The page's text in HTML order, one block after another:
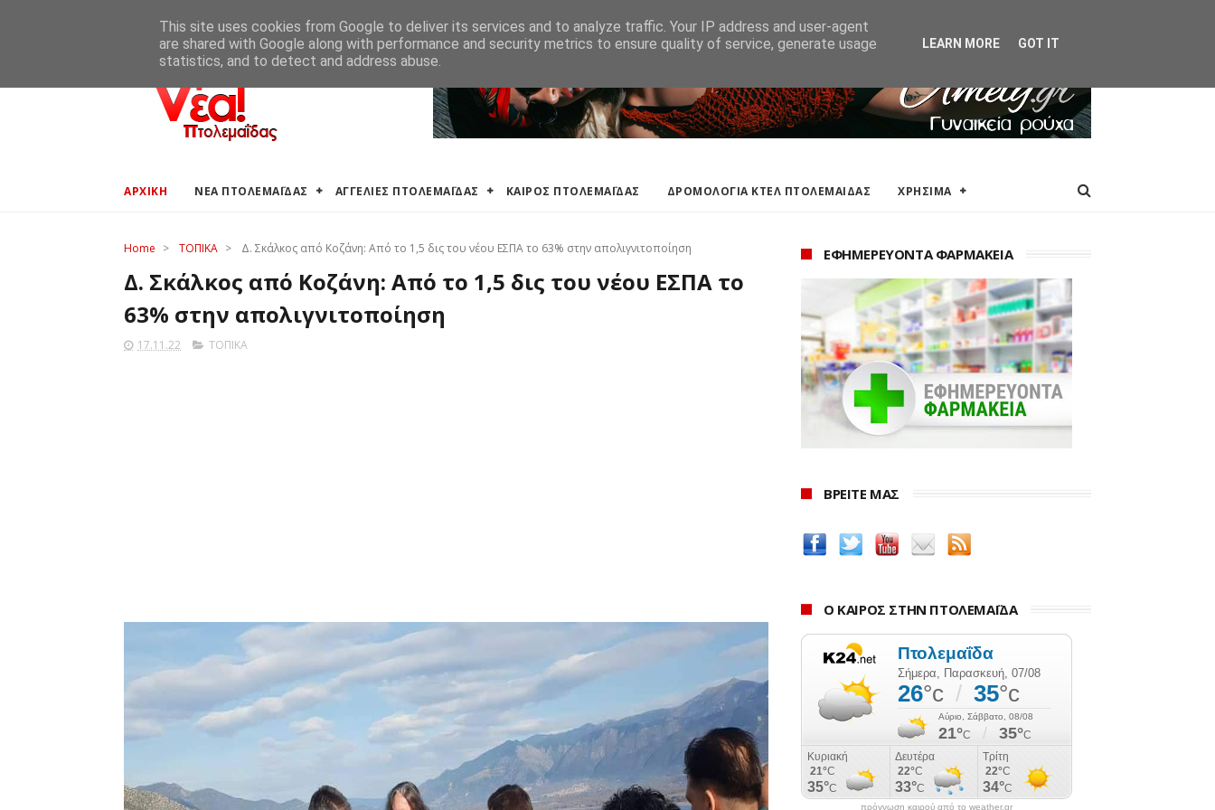
ΑΓΓΕΛΙΕΣ ΠΤΟΛΕΜΑΪΔΑΣ ΔΡΟΜΟΛΟΓΙΑ ΚΤΕΛ ΠΤΟΛΕΜΑΙΔΑΣ
ΑΡΧΙΚΗ ΝΕΑ ΠΤΟΛΕΜΑΪΔΑΣ ΑΓΓΕΛΙΕΣ ΠΤΟΛΕΜΑΪΔΑΣ ΚΑΙΡΟΣ ΠΤΟΛΕΜΑΪΔΑΣ ΔΡΟΜΟΛΟΓΙΑ ΚΤΕΛ ΠΤΟΛΕΜΑΙΔΑΣ ΧΡΗΣΙΜΑ
Home > ΤΟΠΙΚΑ > Δ. Σκάλκος από Κοζάνη: Από το 1,5 δις του νέου ΕΣΠΑ το 63% στην απολιγνιτοποίηση
Δ. Σκάλκος από Κοζάνη: Από το 1,5 δις του νέου ΕΣΠΑ το
63% στην απολιγνιτοποίηση
17.11.22 ΤΟΠΙΚΑ
ΕΦΗΜΕΡΕΥΟΝΤΑ ΦΑΡΜΑΚΕΙΑ
ΒΡΕΙΤΕ ΜΑΣ
Ο ΚΑΙΡΟΣ ΣΤΗΝ ΠΤΟΛΕΜΑΪΔΑ
πρόγνωση καιρού από το weather.gr
This site uses cookies from Google to deliver its services and to analyze traffic. Your IP address and user-agent
are shared with Google along with performance and security metrics to ensure quality of service, generate usage
statistics, and to detect and address abuse.
LEARN MORE GOT IT